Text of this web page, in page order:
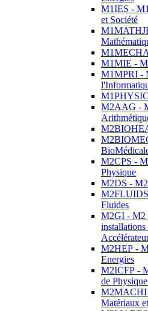
M1IES -
et Société
M1MIE -
M1MPRI -
M2AAG -
M2CPS -
Physique
M2DS -
M2FLUIDS
Fluides
M2GI - M2
installations
M2HEP -
Energies
M2ICFP -
de
M2MACHI
Matériaux